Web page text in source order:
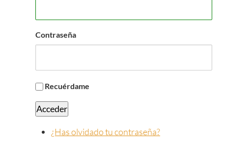
Contraseña
Recuérdame
Acceder
¿Has olvidado tu contraseña?